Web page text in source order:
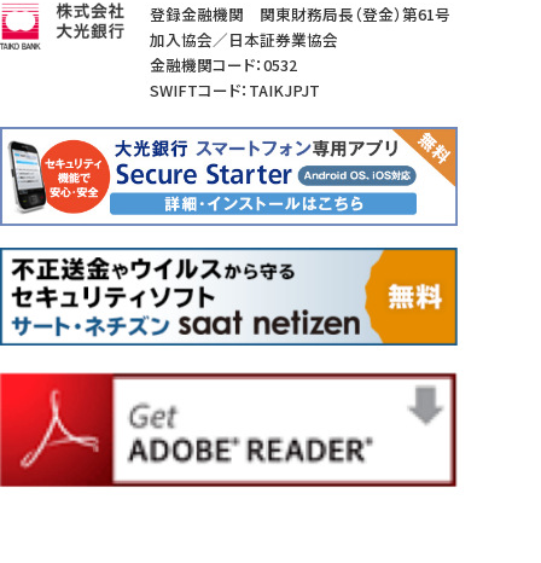
登録金融機関 関東財務局長（登金）第61号
加入協会／日本証券業協会
金融機関コード：0532
SWIFTコード：TAIKJPJT